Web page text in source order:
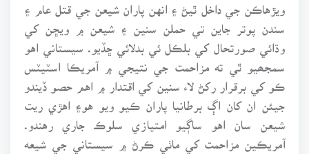
ويڙهاڪن جي داخل ٿيڻ ۽ انهن پاران شيعن جي قتل عام ۽
سندن پوتر جاين تي حملن سنين ۽ شيعن ۾ ويڇن کي
وڌائي صورتحال کي بلڪل ئي بدلائي ڇڏيو. سيستاني اهو
سمجھيو ٿي ته مزاحمت جي نتيجي ۾ آمريڪا اسٽيٽس
ڪو کي برقرار رکڻ لاء سنين کي اقتدار ۾ اهم حصو ڏيندو
جيئن ان کان اڳ برطانيا پاران ڪيو ويو هو۽ اهڙي ريت
شيعن سان اهو ساڳيو امتيازي سلوڪ جاري رهندو.
آمريڪين مزاحمت کي ماٺي ڪرڻ ۾ سيستاني جي شيعه